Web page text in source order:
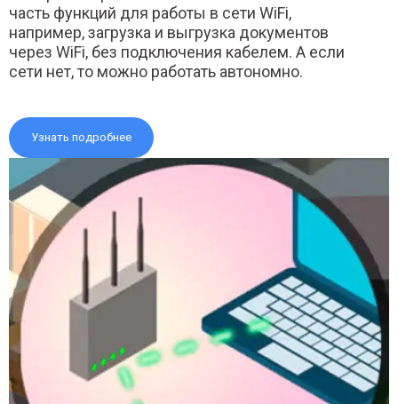
часть функций для работы в сети WiFi,
например, загрузка и выгрузка документов
через WiFi, без подключения кабелем. А если
сети нет, то можно работать автономно.
Узнать подробнее